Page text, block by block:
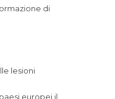
di
lesioni
europei il